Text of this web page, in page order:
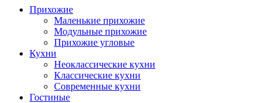
Прихожие
Маленькие прихожие
Модульные прихожие
Прихожие угловые
Кухни
Неоклассические кухни
Классические кухни
Современные кухни
Гостиные